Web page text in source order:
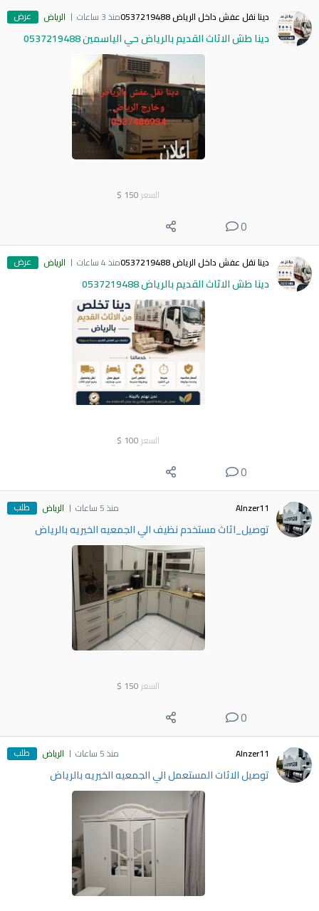
دينا نقل عفش داخل الرياض 0537219488 منذ 3 ساعات الرياض عرض
دينا طش الاثاث القديم بالرياض حي الياسمين 0537219488
السعر 150
$
0
دينا نقل عفش داخل الرياض 0537219488 منذ 4 ساعات الرياض عرض
دينا طش الاثاث القديم بالرياض 0537219488
السعر 100
$
0
Alnzer11 منذ 5 ساعات الرياض طلب
توصيل_اثاث مستخدم نظيف الي الجمعيه الخيريه بالرياض
السعر 150
$
0
Alnzer11 منذ 5 ساعات الرياض طلب
توصيل الاثات المستعمل الي الجمعيه الخيريه بالرياض